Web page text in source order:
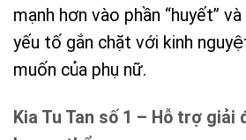
mạnh hơn vào phần “huyết”
yếu tố gắn chặt với kinh
muốn của phụ nữ.
Kia Tu Tan số 1 – Hỗ trợ giải